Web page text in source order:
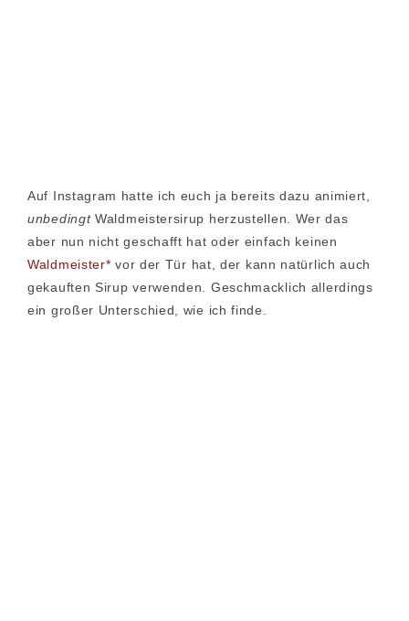
Auf Instagram hatte ich euch ja bereits dazu animiert,
unbedingt Waldmeistersirup herzustellen. Wer das
aber nun nicht geschafft hat oder einfach keinen
Waldmeister* vor der Tür hat, der kann natürlich auch
gekauften Sirup verwenden. Geschmacklich allerdings
ein großer Unterschied, wie ich finde.